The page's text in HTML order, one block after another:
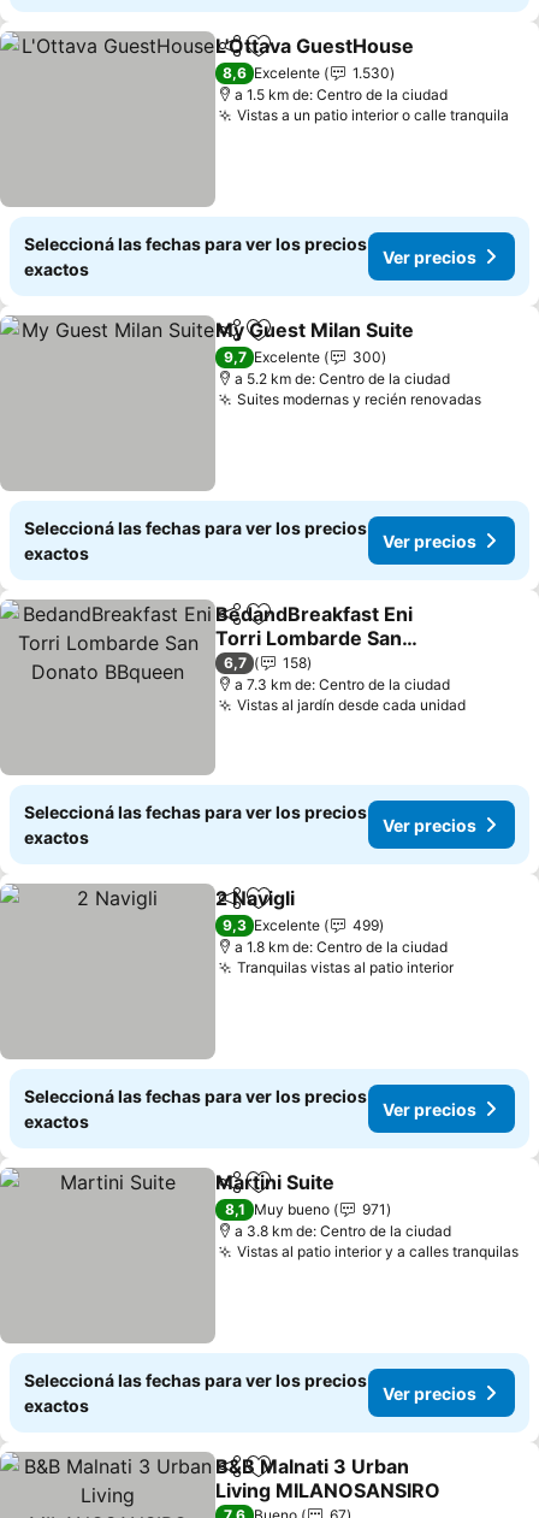
CompartirAñadir a favoritos
L'Ottava GuestHouse
8,6 Excelente
1.530
a 1.5 km de: Centro de la ciudad
Vistas a un patio interior o calle tranquila
Seleccioná las fechas para ver los precios
exactos
Ver precios
CompartirAñadir a favoritos
My Guest Milan Suite
9,7 Excelente
300
a 5.2 km de: Centro de la ciudad
Suites modernas y recién renovadas
Seleccioná las fechas para ver los precios
exactos
Ver precios
CompartirAñadir a favoritos
BedandBreakfast Eni
Torri Lombarde San
Donato BBqueen
6,7
158
a 7.3 km de: Centro de la ciudad
Vistas al jardín desde cada unidad
Seleccioná las fechas para ver los precios
exactos
Ver precios
CompartirAñadir a favoritos
2 Navigli
9,3 Excelente
499
a 1.8 km de: Centro de la ciudad
Tranquilas vistas al patio interior
Seleccioná las fechas para ver los precios
exactos
Ver precios
CompartirAñadir a favoritos
Martini Suite
8,1 Muy bueno
971
a 3.8 km de: Centro de la ciudad
Vistas al patio interior y a calles tranquilas
Seleccioná las fechas para ver los precios
exactos
Ver precios
CompartirAñadir a favoritos
B&B Malnati 3 Urban
Living MILANOSANSIRO